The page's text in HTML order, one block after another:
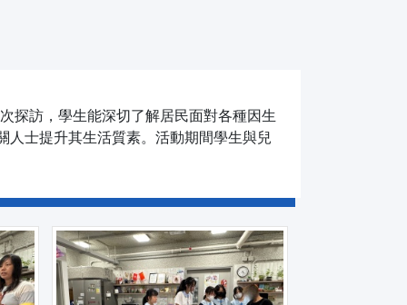
探訪，學生能深切了解居民面對各種因生
人士提升其生活質素。活動期間學生與兒